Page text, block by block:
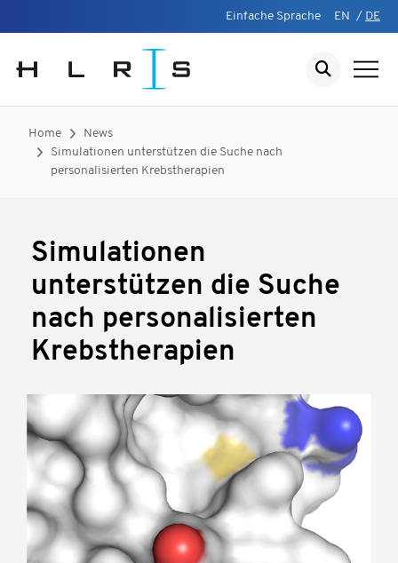
Einfache Sprache EN / DE
Home
News
Simulationen unterstützen die Suche nach
personalisierten Krebstherapien
Simulationen
unterstützen die Suche
nach personalisierten
Krebstherapien